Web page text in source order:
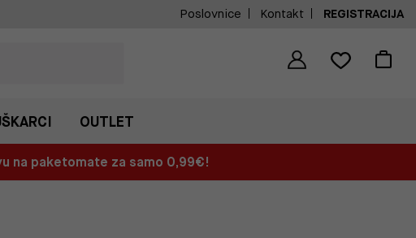
Poslovnice Kontakt REGISTRACIJA
OUTLET
na paketomate za samo 0,99€!